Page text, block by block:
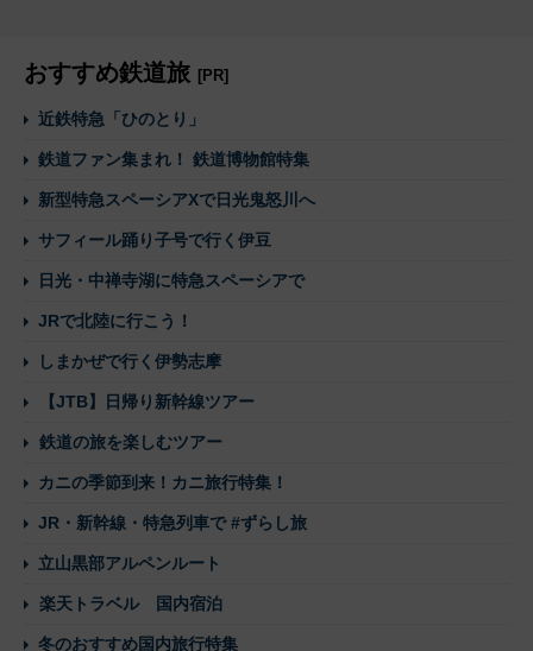
おすすめ鉄道旅 [PR]
近鉄特急「ひのとり」
鉄道ファン集まれ！ 鉄道博物館特集
新型特急スペーシアXで日光鬼怒川へ
サフィール踊り子号で行く伊豆
日光・中禅寺湖に特急スペーシアで
JRで北陸に行こう！
しまかぜで行く伊勢志摩
【JTB】日帰り新幹線ツアー
鉄道の旅を楽しむツアー
カニの季節到来！カニ旅行特集！
JR・新幹線・特急列車で #ずらし旅
立山黒部アルペンルート
楽天トラベル 国内宿泊
冬のおすすめ国内旅行特集